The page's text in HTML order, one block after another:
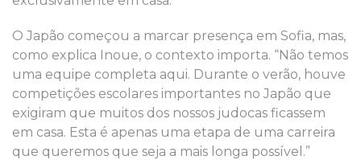
O Japão começou a marcar presença em Sofia, mas,
como explica Inoue, o contexto importa. “Não temos
uma equipe completa aqui. Durante o verão, houve
competições escolares importantes no Japão que
exigiram que muitos dos nossos judocas ficassem
em casa. Esta é apenas uma etapa de uma carreira
que queremos que seja a mais longa possível.”